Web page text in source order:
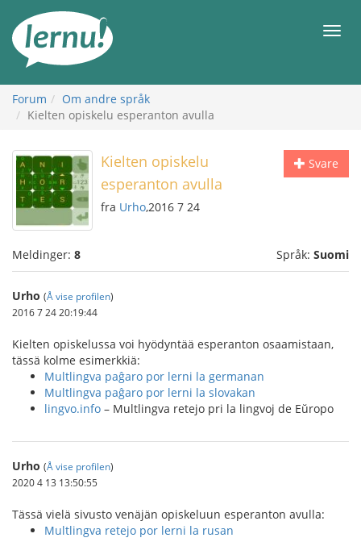
innholdet
Meny
Forum
Om andre språk
Kielten opiskelu esperanton avulla
Svare
Kielten opiskelu
esperanton avulla
fra Urho,2016 7 24
Meldinger: 8 Språk: Suomi
Urho (Å vise profilen)
2016 7 24 20:19:44
Kielten opiskelussa voi hyödyntää esperanton osaamistaan,
tässä kolme esimerkkiä:
Multlingva paĝaro por lerni la germanan
Multlingva paĝaro por lerni la slovakan
lingvo.info – Multlingva retejo pri la lingvoj de Eŭropo
Urho (Å vise profilen)
2020 4 13 13:50:55
Tässä vielä sivusto venäjän opiskeluun esperanton avulla:
Multlingva retejo por lerni la rusan